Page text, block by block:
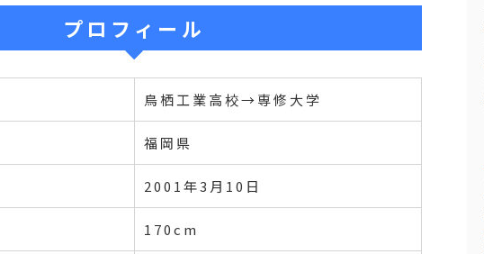
プロフィール
鳥栖工業高校→専修大学
福岡県
2001年3月10日
170cm